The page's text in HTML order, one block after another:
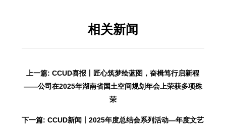
相关新闻
上一篇: CCUD喜报丨匠心筑梦绘蓝图，奋楫笃行启新程
——公司在2025年湖南省国土空间规划年会上荣获多项殊
荣
下一篇: CCUD新闻丨2025年度总结会系列活动—年度文艺